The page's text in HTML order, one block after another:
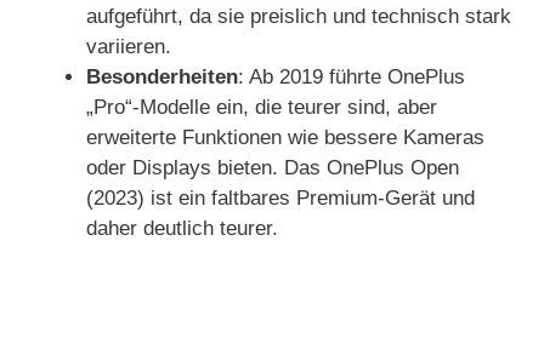
aufgeführt, da sie preislich und technisch stark
variieren.
Besonderheiten: Ab 2019 führte OnePlus
„Pro“-Modelle ein, die teurer sind, aber
erweiterte Funktionen wie bessere Kameras
oder Displays bieten. Das OnePlus Open
(2023) ist ein faltbares Premium-Gerät und
daher deutlich teurer.